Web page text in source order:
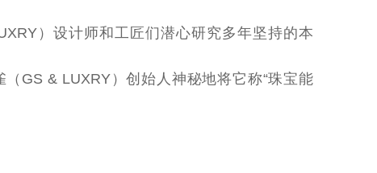
）设计师和工匠们潜心研究多年坚持的本
GS & LUXRY）创始人神秘地将它称“珠宝能